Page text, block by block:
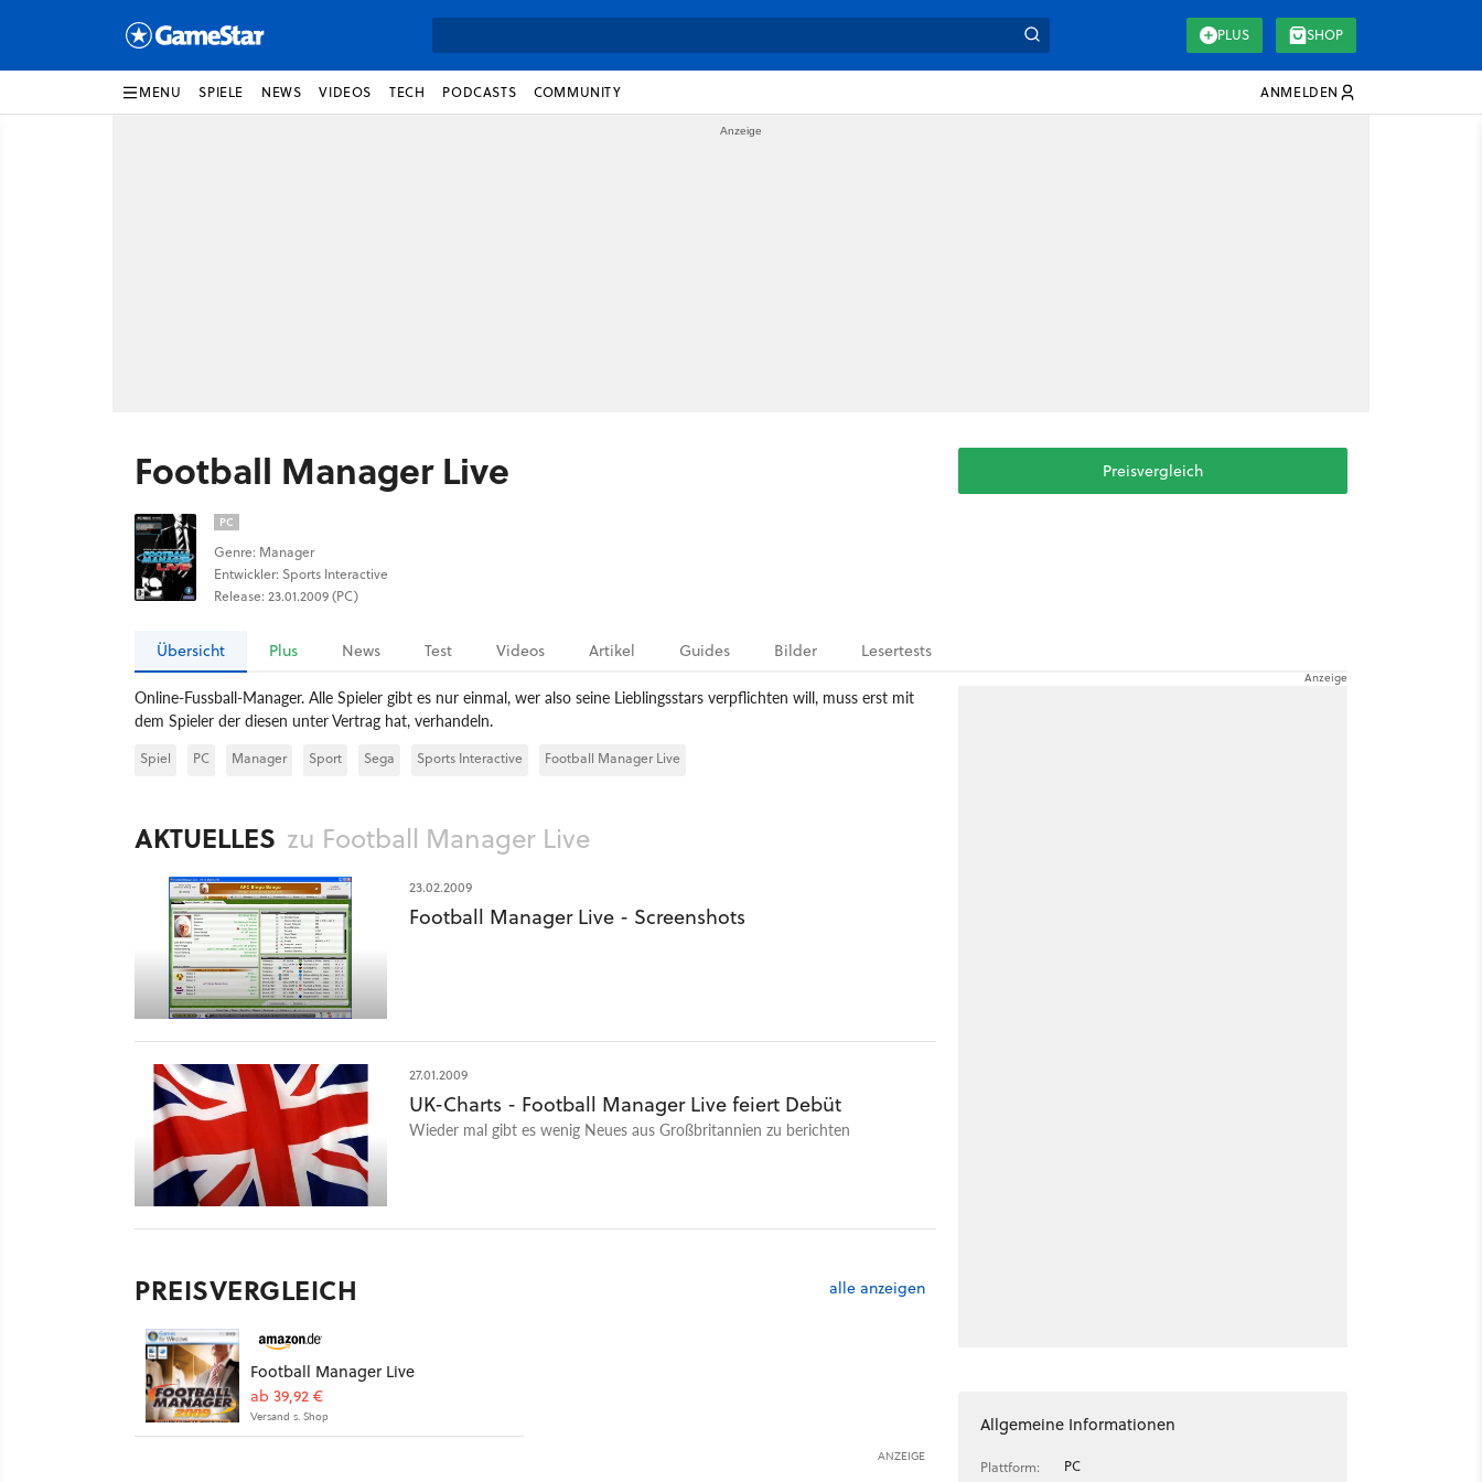
PLUS SHOP
MENU SPIELE NEWS VIDEOS TECH PODCASTS COMMUNITY ANMELDEN
Football Manager Live
PC
Genre: Manager
Entwickler: Sports Interactive
Release: 23.01.2009 (PC)
Preisvergleich
Übersicht Plus News Test Videos Artikel Guides Bilder Lesertests
Online-Fussball-Manager. Alle Spieler gibt es nur einmal, wer also seine Lieblingsstars verpflichten will, muss erst mit
dem Spieler der diesen unter Vertrag hat, verhandeln.
Spiel PC Manager Sport Sega Sports Interactive Football Manager Live
AKTUELLES zu Football Manager Live
23.02.2009
Football Manager Live - Screenshots
27.01.2009
UK-Charts - Football Manager Live feiert Debüt
Wieder mal gibt es wenig Neues aus Großbritannien zu berichten
PREISVERGLEICH alle anzeigen
Football Manager Live
ab 39,92 €
Versand s. Shop
ANZEIGE
Allgemeine Informationen
Plattform:
PC